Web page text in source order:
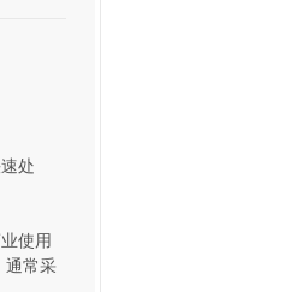
处
使用
通常采